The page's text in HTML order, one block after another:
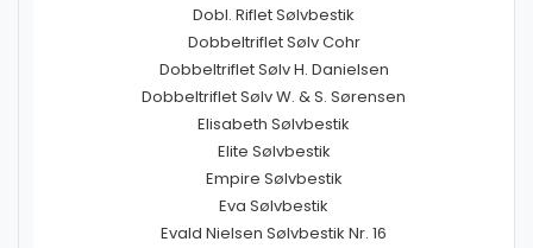
Dobl. Riflet Sølvbestik
Dobbeltriflet Sølv Cohr
Dobbeltriflet Sølv H. Danielsen
Dobbeltriflet Sølv W. & S. Sørensen
Elisabeth Sølvbestik
Elite Sølvbestik
Empire Sølvbestik
Eva Sølvbestik
Evald Nielsen Sølvbestik Nr. 16